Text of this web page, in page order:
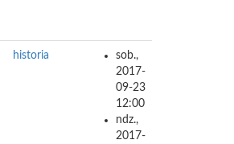
historia
sob.,
2017-
09-23
12:00
ndz.,
2017-